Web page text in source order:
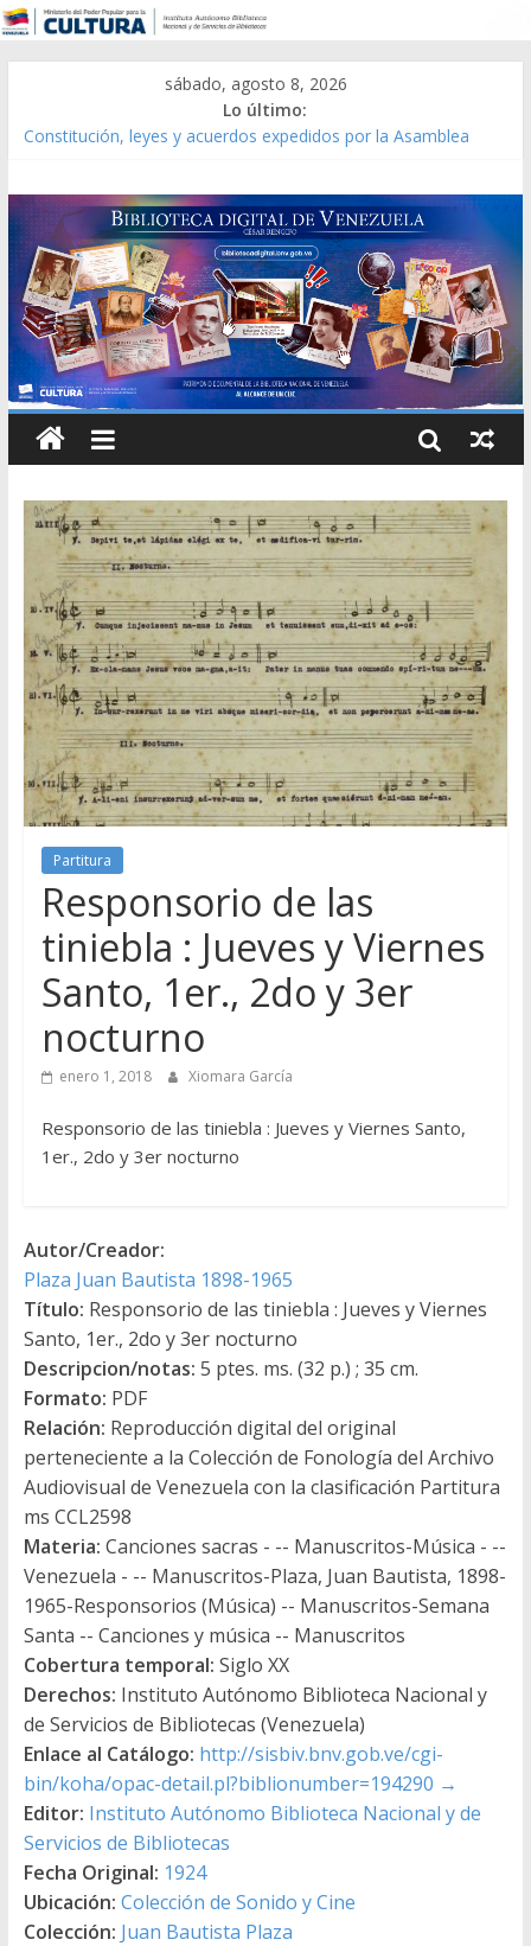
sábado, agosto 8, 2026
Lo último:
Constitución, leyes y acuerdos expedidos por la Asamblea
Modesta Bor Sánchez [material gráfico]
Gaceta Oficial de la República de Venezuela año CXXXIII Mes V,
Caracas 09 de marzo de 2006 N° 38.394
Catálogo temático de obras de Modesta Bor
Partitura
Responsorio de las
tiniebla : Jueves y Viernes
Santo, 1er., 2do y 3er
nocturno
enero 1, 2018 Xiomara García
Responsorio de las tiniebla : Jueves y Viernes Santo,
1er., 2do y 3er nocturno
Autor/Creador:
Plaza Juan Bautista 1898-1965
Título: Responsorio de las tiniebla : Jueves y Viernes
Santo, 1er., 2do y 3er nocturno
Descripcion/notas: 5 ptes. ms. (32 p.) ; 35 cm.
Formato: PDF
Relación: Reproducción digital del original
perteneciente a la Colección de Fonología del Archivo
Audiovisual de Venezuela con la clasificación Partitura
ms CCL2598
Materia: Canciones sacras - -- Manuscritos-Música - --
Venezuela - -- Manuscritos-Plaza, Juan Bautista, 1898-
1965-Responsorios (Música) -- Manuscritos-Semana
Santa -- Canciones y música -- Manuscritos
Cobertura temporal: Siglo XX
Derechos: Instituto Autónomo Biblioteca Nacional y
de Servicios de Bibliotecas (Venezuela)
Enlace al Catálogo: http://sisbiv.bnv.gob.ve/cgi-
bin/koha/opac-detail.pl?biblionumber=194290 →
Editor: Instituto Autónomo Biblioteca Nacional y de
Servicios de Bibliotecas
Fecha Original: 1924
Ubicación: Colección de Sonido y Cine
Colección: Juan Bautista Plaza